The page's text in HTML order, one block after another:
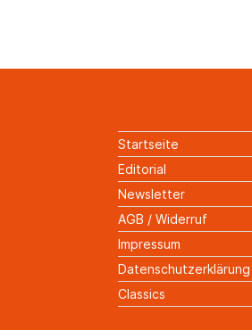
Startseite
Editorial
Newsletter
AGB / Widerruf
Impressum
Datenschutzerklärung
Classics